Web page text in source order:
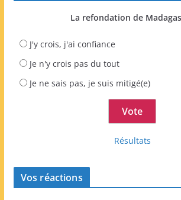
La refondation de
J'y crois, j'ai confiance
Je n'y crois pas du tout
Je ne sais pas, je suis mitigé(e)
Résultats
Vos réactions